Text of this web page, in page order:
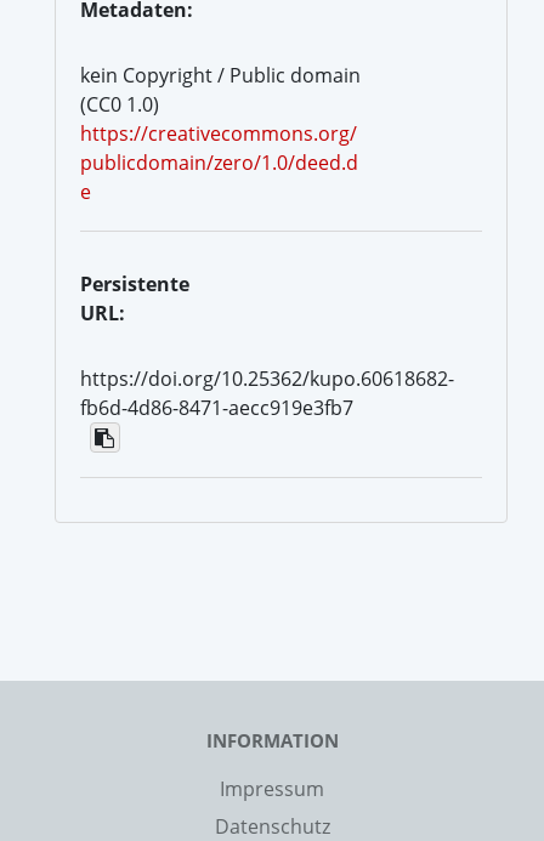
Metadaten:
kein Copyright / Public domain
(CC0 1.0)
https://creativecommons.org/
publicdomain/zero/1.0/deed.d
e
Persistente
URL:
https://doi.org/10.25362/kupo.60618682-
fb6d-4d86-8471-aecc919e3fb7
INFORMATION
Impressum
Datenschutz